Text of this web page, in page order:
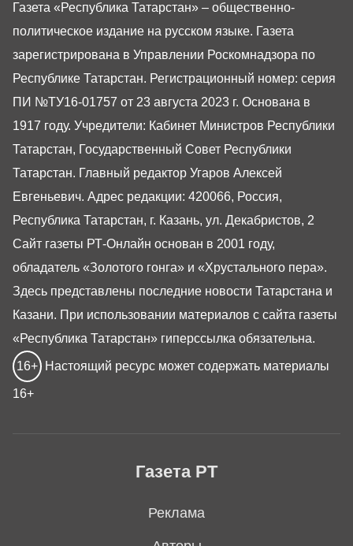
Газета РТ
Реклама
Газета «Республика Татарстан» – общественно-
политическое издание на русском языке. Газета
зарегистрирована в Управлении Роскомнадзора по
Республике Татарстан. Регистрационный номер: серия
ПИ №ТУ16-01757 от 23 августа 2023 г. Основана в
1917 году. Учредители: Кабинет Министров Республики
Татарстан, Государственный Совет Республики
Татарстан. Главный редактор Угаров Алексей
Евгеньевич. Адрес редакции: 420066, Россия,
Республика Татарстан, г. Казань, ул. Декабристов, 2
Сайт газеты РТ-Онлайн основан в 2001 году,
обладатель «Золотого гонга» и «Хрустального пера».
Здесь представлены последние новости Татарстана и
Казани. При использовании материалов с сайта газеты
«Республика Татарстан» гиперссылка обязательна.
16+ Настоящий ресурс может содержать материалы
16+